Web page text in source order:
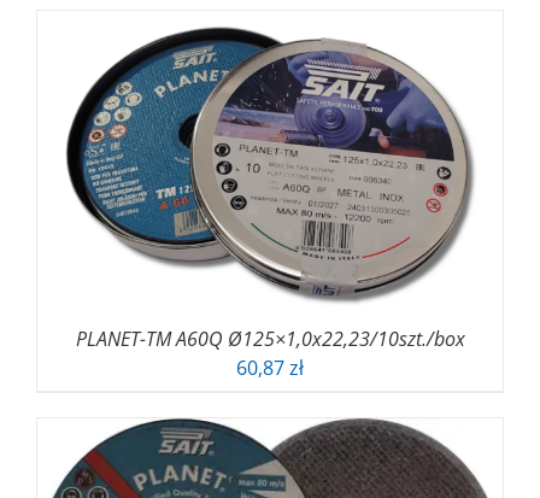
PLANET-TM A60Q Ø125×1,0x22,23/10szt./box
60,87zł